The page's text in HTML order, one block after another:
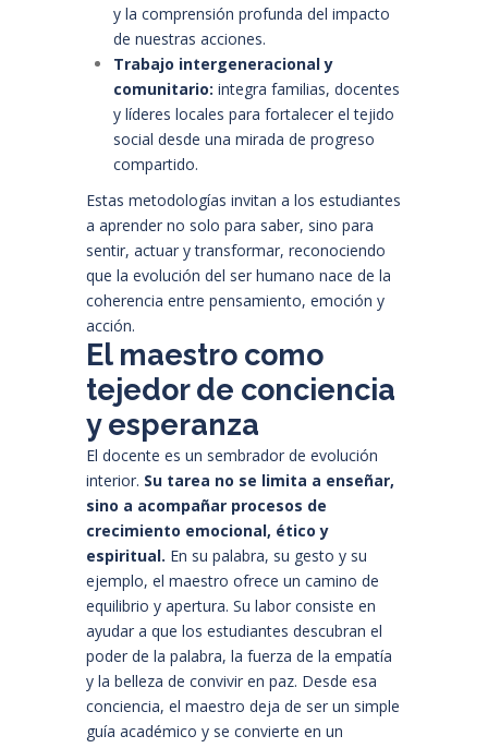
y la comprensión profunda del impacto
de nuestras acciones.
Trabajo intergeneracional y
comunitario: integra familias, docentes
y líderes locales para fortalecer el tejido
social desde una mirada de progreso
compartido.
Estas metodologías invitan a los estudiantes
a aprender no solo para saber, sino para
sentir, actuar y transformar, reconociendo
que la evolución del ser humano nace de la
coherencia entre pensamiento, emoción y
acción.
El maestro como
tejedor de conciencia
y esperanza
El docente es un sembrador de evolución
interior. Su tarea no se limita a enseñar,
sino a acompañar procesos de
crecimiento emocional, ético y
espiritual. En su palabra, su gesto y su
ejemplo, el maestro ofrece un camino de
equilibrio y apertura. Su labor consiste en
ayudar a que los estudiantes descubran el
poder de la palabra, la fuerza de la empatía
y la belleza de convivir en paz. Desde esa
conciencia, el maestro deja de ser un simple
guía académico y se convierte en un